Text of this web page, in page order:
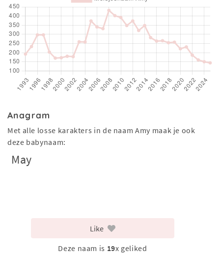
Anagram
Met alle losse karakters in de naam Amy maak je ook
deze babynaam:
May
Like
Deze naam is 19x geliked